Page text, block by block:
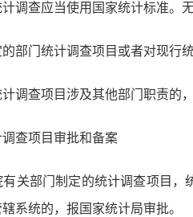
调查应当使用国家统计标准。
部门统计调查项目或者对现行
调查项目涉及其他部门职责的
查项目审批和备案
关部门制定的统计调查项目，
系统的，报国家统计局审批。